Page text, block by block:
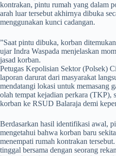
kontrakan, pintu rumah yang dalam
arah luar tersebut akhirnya dibuka
menggunakan kunci cadangan.
​”Saat pintu dibuka, korban
ujar Indra Waspada menjelaskan
jasad korban.
Petugas Kepolisian Sektor (Polsek)
laporan darurat dari masyarakat
mendatangi lokasi untuk memasang
olah tempat kejadian perkara (TKP),
korban ke RSUD Balaraja demi
​Berdasarkan hasil identifikasi awal,
mengetahui bahwa korban baru
menempati rumah kontrakan
tinggal bersama dengan seorang